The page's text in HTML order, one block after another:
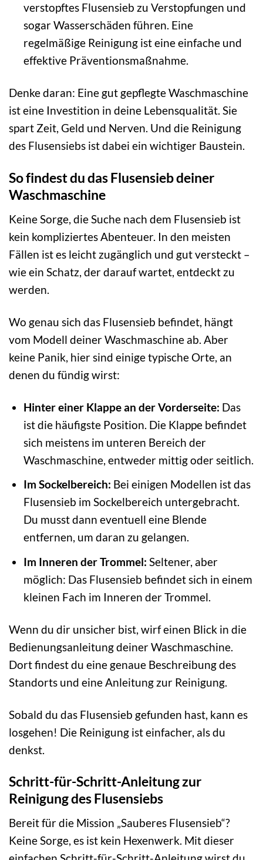
verstopftes Flusensieb zu Verstopfungen und
sogar Wasserschäden führen. Eine
regelmäßige Reinigung ist eine einfache und
effektive Präventionsmaßnahme.
Denke daran: Eine gut gepflegte Waschmaschine
ist eine Investition in deine Lebensqualität. Sie
spart Zeit, Geld und Nerven. Und die Reinigung
des Flusensiebs ist dabei ein wichtiger Baustein.
So findest du das Flusensieb deiner
Waschmaschine
Keine Sorge, die Suche nach dem Flusensieb ist
kein kompliziertes Abenteuer. In den meisten
Fällen ist es leicht zugänglich und gut versteckt –
wie ein Schatz, der darauf wartet, entdeckt zu
werden.
Wo genau sich das Flusensieb befindet, hängt
vom Modell deiner Waschmaschine ab. Aber
keine Panik, hier sind einige typische Orte, an
denen du fündig wirst:
Hinter einer Klappe an der Vorderseite: Das
ist die häufigste Position. Die Klappe befindet
sich meistens im unteren Bereich der
Waschmaschine, entweder mittig oder seitlich.
Im Sockelbereich: Bei einigen Modellen ist das
Flusensieb im Sockelbereich untergebracht.
Du musst dann eventuell eine Blende
entfernen, um daran zu gelangen.
Im Inneren der Trommel: Seltener, aber
möglich: Das Flusensieb befindet sich in einem
kleinen Fach im Inneren der Trommel.
Wenn du dir unsicher bist, wirf einen Blick in die
Bedienungsanleitung deiner Waschmaschine.
Dort findest du eine genaue Beschreibung des
Standorts und eine Anleitung zur Reinigung.
Sobald du das Flusensieb gefunden hast, kann es
losgehen! Die Reinigung ist einfacher, als du
denkst.
Schritt-für-Schritt-Anleitung zur
Reinigung des Flusensiebs
Bereit für die Mission „Sauberes Flusensieb“?
Keine Sorge, es ist kein Hexenwerk. Mit dieser